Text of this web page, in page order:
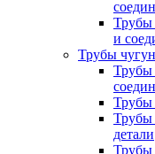
Трубы
и
Трубы
Трубы
Трубы
детали
Трубы